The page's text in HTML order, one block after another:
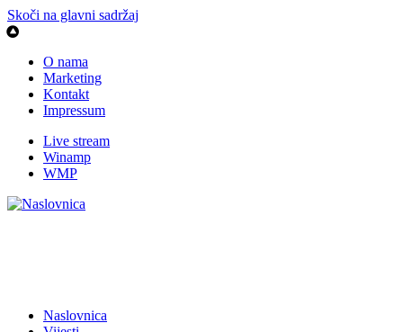
Skoči na glavni sadržaj
O nama
Marketing
Kontakt
Impressum
Live stream
Winamp
WMP
Naslovnica